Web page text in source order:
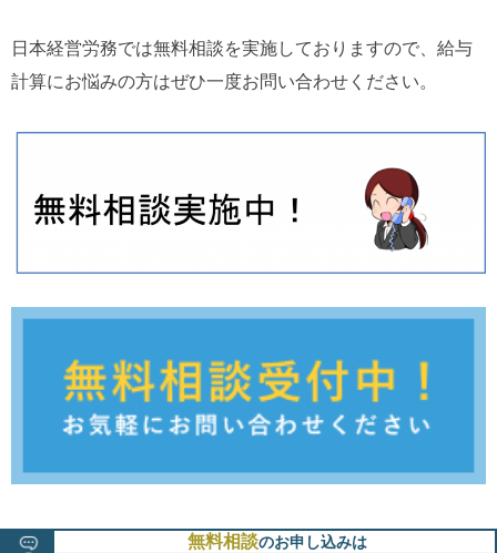
日本経営労務では無料相談を実施しておりますので、給与
計算にお悩みの方はぜひ一度お問い合わせください。
無料相談のお申し込みは